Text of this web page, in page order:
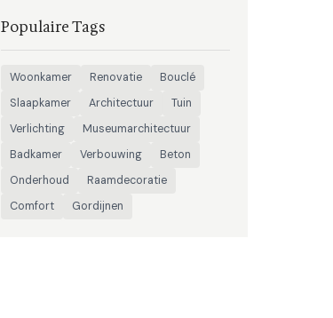
Populaire Tags
Woonkamer Renovatie
Bouclé
Slaapkamer
Architectuur
Tuin
Verlichting
Museumarchitectuur
Badkamer
Verbouwing
Beton
Onderhoud
Raamdecoratie
Comfort
Gordijnen